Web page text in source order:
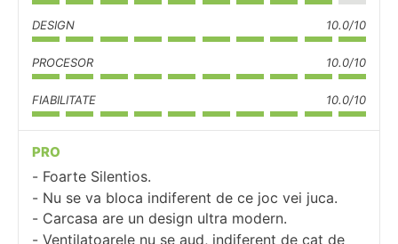
DESIGN 10.0/10
PROCESOR 10.0/10
FIABILITATE 10.0/10
PRO
Foarte Silentios.
Nu se va bloca indiferent de ce joc vei juca.
Carcasa are un design ultra modern.
Ventilatoarele nu se aud, indiferent de cat de